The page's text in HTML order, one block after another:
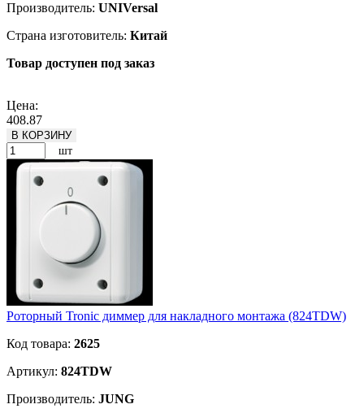
Производитель: UNIVersal
Страна изготовитель: Китай
Товар доступен под заказ
Цена:
408.87
В КОРЗИНУ
шт
Роторный Tronic диммер для накладного монтажа (824TDW)
Код товара: 2625
Артикул: 824TDW
Производитель: JUNG